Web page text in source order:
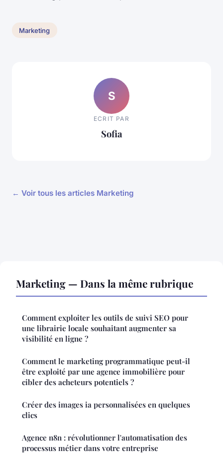
Marketing
S
ECRIT PAR
Sofia
← Voir tous les articles Marketing
Marketing — Dans la même rubrique
Comment exploiter les outils de suivi SEO pour
une librairie locale souhaitant augmenter sa
visibilité en ligne ?
Comment le marketing programmatique peut-il
être exploité par une agence immobilière pour
cibler des acheteurs potentiels ?
Créer des images ia personnalisées en quelques
clics
Agence n8n : révolutionner l'automatisation des
processus métier dans votre entreprise